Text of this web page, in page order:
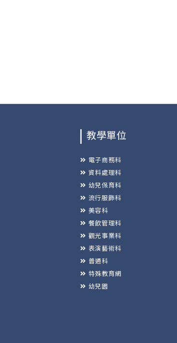
教學單位
電子商務科
資料處理科
幼兒保育科
流行服飾科
美容科
餐飲管理科
觀光事業科
表演藝術科
普通科
特殊教育網
幼兒園